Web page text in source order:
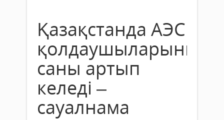
Қазақстанда АЭС
қолдаушыларының
саны артып
келеді –
сауалнама